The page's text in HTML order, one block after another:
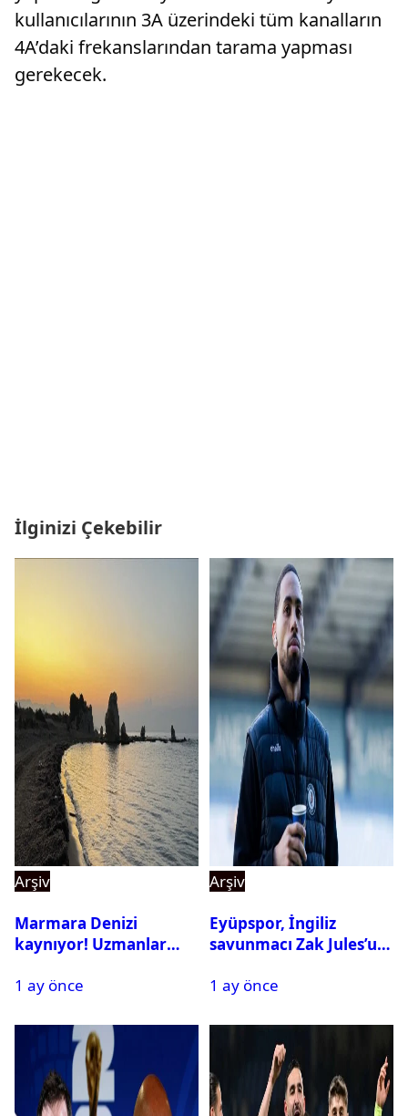
kullanıcılarının 3A üzerindeki tüm kanalların
4A’daki frekanslarından tarama yapması
gerekecek.
İlginizi Çekebilir
Arşiv
Marmara Denizi
kaynıyor! Uzmanlar
1 ay önce
Arşiv
Eyüpspor, İngiliz
savunmacı Zak Jules’u
1 ay önce